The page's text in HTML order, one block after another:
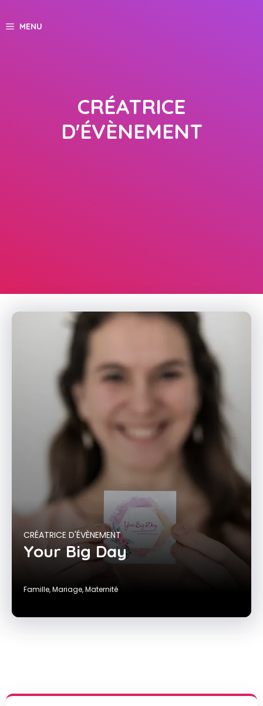
to
MENU
CRÉATRICE
D'ÉVÈNEMENT
CRÉATRICE D'ÉVÈNEMENT
Your Big Day
Famille,Mariage,Maternité